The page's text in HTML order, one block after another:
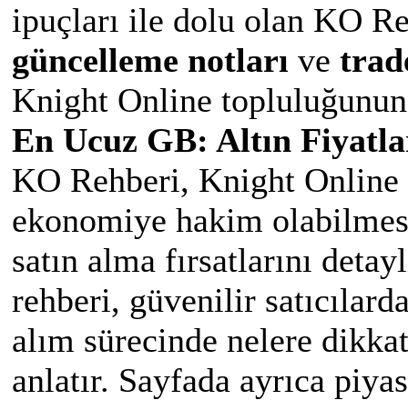
ipuçları ile dolu olan KO
güncelleme notları ve
Knight Online
En Ucuz GB: Altın
KO Rehberi, Knight Online
ekonomiye hakim
satın alma fırsatlarını
rehberi, güvenilir
alım sürecinde nelere
anlatır. Sayfada ayrıca